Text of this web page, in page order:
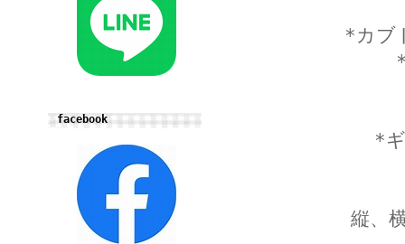
facebook
*カブ
*
縦、